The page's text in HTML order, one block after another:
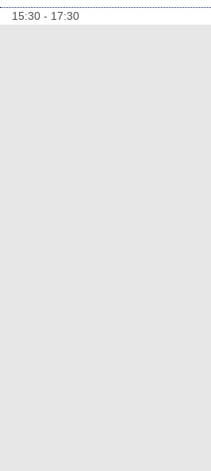
15:30 - 17:30